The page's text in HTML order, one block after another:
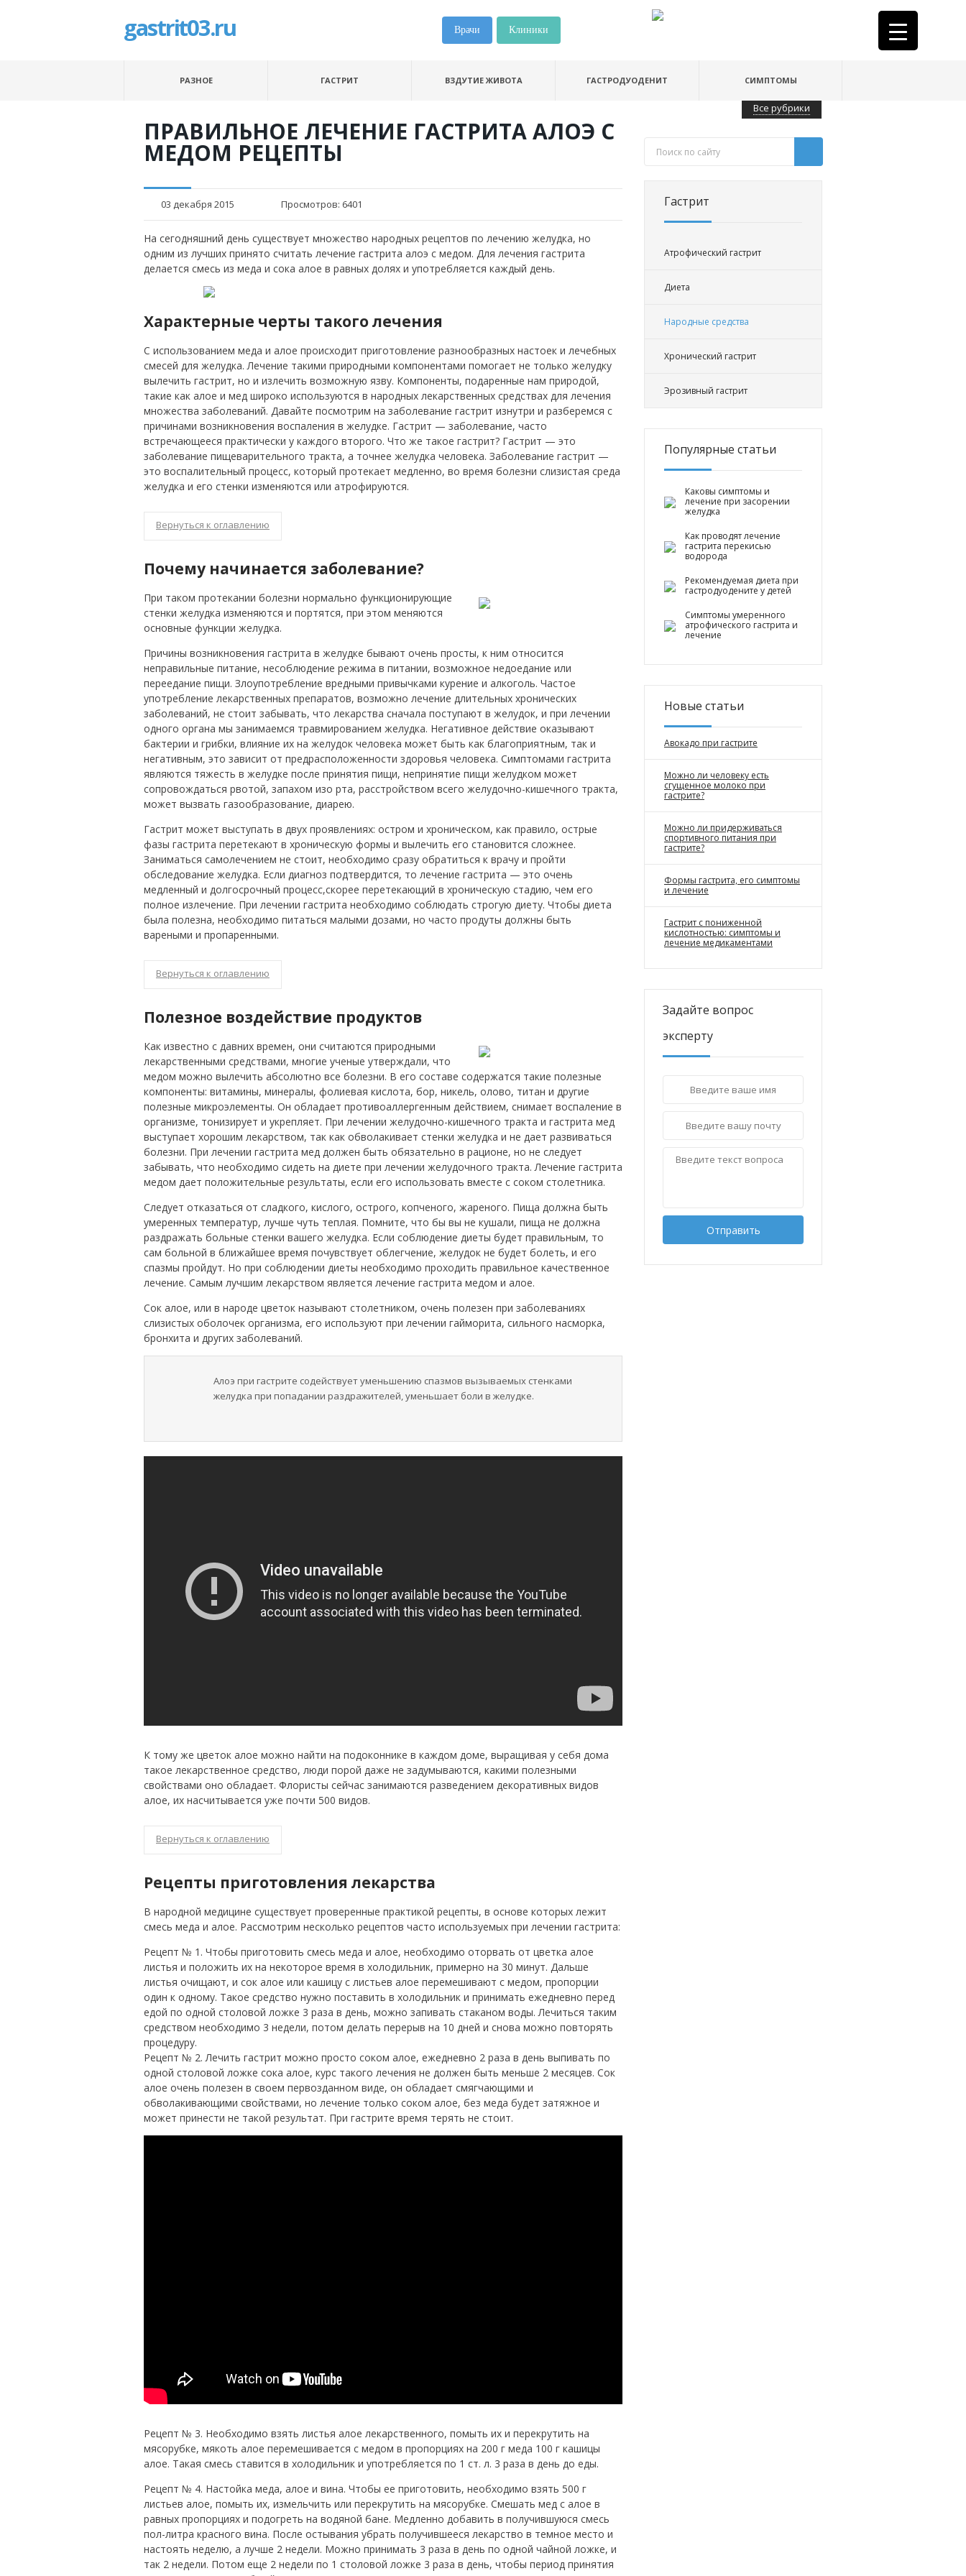
gastrit03.ru Клиники
Врачи
РАЗНОЕ ГАСТРИТ ВЗДУТИЕ ЖИВОТА ГАСТРОДУОДЕНИТ СИМПТОМЫ
Все рубрики
ПРАВИЛЬНОЕ ЛЕЧЕНИЕ ГАСТРИТА АЛОЭ С
МЕДОМ РЕЦЕПТЫ
03 декабря 2015 Просмотров: 6401
На сегодняшний день существует множество народных рецептов по лечению желудка, но
одним из лучших принято считать лечение гастрита алоэ с медом. Для лечения гастрита
делается смесь из меда и сока алое в равных долях и употребляется каждый день.
Характерные черты такого лечения
С использованием меда и алое происходит приготовление разнообразных настоек и лечебных
смесей для желудка. Лечение такими природными компонентами помогает не только желудку
вылечить гастрит, но и излечить возможную язву. Компоненты, подаренные нам природой,
такие как алое и мед широко используются в народных лекарственных средствах для лечения
множества заболеваний. Давайте посмотрим на заболевание гастрит изнутри и разберемся с
причинами возникновения воспаления в желудке. Гастрит — заболевание, часто
встречающееся практически у каждого второго. Что же такое гастрит? Гастрит — это
заболевание пищеварительного тракта, а точнее желудка человека. Заболевание гастрит —
это воспалительный процесс, который протекает медленно, во время болезни слизистая среда
желудка и его стенки изменяются или атрофируются.
Вернуться к оглавлению
Почему начинается заболевание?
При таком протекании болезни нормально функционирующие
стенки желудка изменяются и портятся, при этом меняются
основные функции желудка.
Причины возникновения гастрита в желудке бывают очень просты, к ним относится
неправильные питание, несоблюдение режима в питании, возможное недоедание или
переедание пищи. Злоупотребление вредными привычками курение и алкоголь. Частое
употребление лекарственных препаратов, возможно лечение длительных хронических
заболеваний, не стоит забывать, что лекарства сначала поступают в желудок, и при лечении
одного органа мы занимаемся травмированием желудка. Негативное действие оказывают
бактерии и грибки, влияние их на желудок человека может быть как благоприятным, так и
негативным, это зависит от предрасположенности здоровья человека. Симптомами гастрита
являются тяжесть в желудке после принятия пищи, непринятие пищи желудком может
сопровождаться рвотой, запахом изо рта, расстройством всего желудочно-кишечного тракта,
может вызвать газообразование, диарею.
Гастрит может выступать в двух проявлениях: остром и хроническом, как правило, острые
фазы гастрита перетекают в хроническую формы и вылечить его становится сложнее.
Заниматься самолечением не стоит, необходимо сразу обратиться к врачу и пройти
обследование желудка. Если диагноз подтвердится, то лечение гастрита — это очень
медленный и долгосрочный процесс,скорее перетекающий в хроническую стадию, чем его
полное излечение. При лечении гастрита необходимо соблюдать строгую диету. Чтобы диета
была полезна, необходимо питаться малыми дозами, но часто продуты должны быть
вареными и пропаренными.
Вернуться к оглавлению
Полезное воздействие продуктов
Как известно с давних времен, они считаются природными
лекарственными средствами, многие ученые утверждали, что
медом можно вылечить абсолютно все болезни. В его составе содержатся такие полезные
компоненты: витамины, минералы, фолиевая кислота, бор, никель, олово, титан и другие
полезные микроэлементы. Он обладает противоаллергенным действием, снимает воспаление в
организме, тонизирует и укрепляет. При лечении желудочно-кишечного тракта и гастрита мед
выступает хорошим лекарством, так как обволакивает стенки желудка и не дает развиваться
болезни. При лечении гастрита мед должен быть обязательно в рационе, но не следует
забывать, что необходимо сидеть на диете при лечении желудочного тракта. Лечение гастрита
медом дает положительные результаты, если его использовать вместе с соком столетника.
Следует отказаться от сладкого, кислого, острого, копченого, жареного. Пища должна быть
умеренных температур, лучше чуть теплая. Помните, что бы вы не кушали, пища не должна
раздражать больные стенки вашего желудка. Если соблюдение диеты будет правильным, то
сам больной в ближайшее время почувствует облегчение, желудок не будет болеть, и его
спазмы пройдут. Но при соблюдении диеты необходимо проходить правильное качественное
лечение. Самым лучшим лекарством является лечение гастрита медом и алое.
Сок алое, или в народе цветок называют столетником, очень полезен при заболеваниях
слизистых оболочек организма, его используют при лечении гайморита, сильного насморка,
бронхита и других заболеваний.
Алоэ при гастрите содействует уменьшению спазмов вызываемых стенками
желудка при попадании раздражителей, уменьшает боли в желудке.
К тому же цветок алое можно найти на подоконнике в каждом доме, выращивая у себя дома
такое лекарственное средство, люди порой даже не задумываются, какими полезными
свойствами оно обладает. Флористы сейчас занимаются разведением декоративных видов
алое, их насчитывается уже почти 500 видов.
Вернуться к оглавлению
Рецепты приготовления лекарства
В народной медицине существует проверенные практикой рецепты, в основе которых лежит
смесь меда и алое. Рассмотрим несколько рецептов часто используемых при лечении гастрита:
Рецепт № 1. Чтобы приготовить смесь меда и алое, необходимо оторвать от цветка алое
листья и положить их на некоторое время в холодильник, примерно на 30 минут. Дальше
листья очищают, и сок алое или кашицу с листьев алое перемешивают с медом, пропорции
один к одному. Такое средство нужно поставить в холодильник и принимать ежедневно перед
едой по одной столовой ложке 3 раза в день, можно запивать стаканом воды. Лечиться таким
средством необходимо 3 недели, потом делать перерыв на 10 дней и снова можно повторять
процедуру.
Рецепт № 2. Лечить гастрит можно просто соком алое, ежедневно 2 раза в день выпивать по
одной столовой ложке сока алое, курс такого лечения не должен быть меньше 2 месяцев. Сок
алое очень полезен в своем первозданном виде, он обладает смягчающими и
обволакивающими свойствами, но лечение только соком алое, без меда будет затяжное и
может принести не такой результат. При гастрите время терять не стоит.
Рецепт № 3. Необходимо взять листья алое лекарственного, помыть их и перекрутить на
мясорубке, мякоть алое перемешивается с медом в пропорциях на 200 г меда 100 г кашицы
алое. Такая смесь ставится в холодильник и употребляется по 1 ст. л. 3 раза в день до еды.
Рецепт № 4. Настойка меда, алое и вина. Чтобы ее приготовить, необходимо взять 500 г
листьев алое, помыть их, измельчить или перекрутить на мясорубке. Смешать мед с алое в
равных пропорциях и подогреть на водяной бане. Медленно добавить в получившуюся смесь
пол-литра красного вина. После остывания убрать получившееся лекарство в темное место и
настоять неделю, а лучше 2 недели. Можно принимать 3 раза в день по одной чайной ложке, и
так 2 недели. Потом еще 2 недели по 1 столовой ложке 3 раза в день, чтобы период принятия
Гастрит
Атрофический гастрит
Диета
Народные средства
Хронический гастрит
Эрозивный гастрит
Популярные статьи
Каковы симптомы и
лечение при засорении
желудка
Как проводят лечение
гастрита перекисью
водорода
Рекомендуемая диета при
гастродуодените у детей
Симптомы умеренного
атрофического гастрита и
лечение
Новые статьи
Авокадо при гастрите
Можно ли человеку есть
сгущенное молоко при
гастрите?
Можно ли придерживаться
спортивного питания при
гастрите?
Формы гастрита, его симптомы
и лечение
Гастрит с пониженной
кислотностью: симптомы и
лечение медикаментами
Задайте вопрос
эксперту